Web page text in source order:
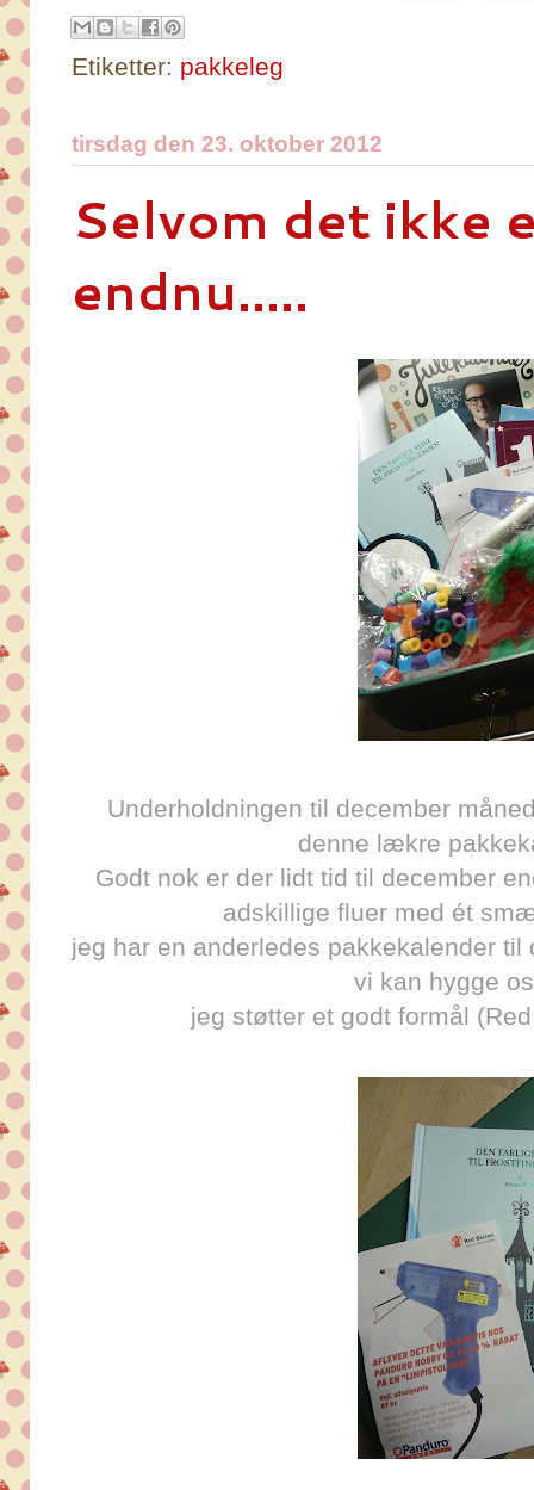
Etiketter: pakkeleg
tirsdag den 23. oktober 2012
Selvom det ikke
endnu.....
Underholdningen til december
denne lækre
Godt nok er der lidt tid til december
adskillige fluer med ét
jeg har en anderledes pakkekalender
vi kan hygge
jeg støtter et godt formål